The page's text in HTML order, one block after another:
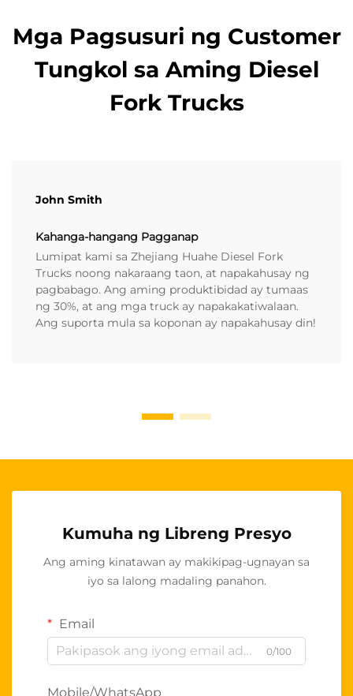
Mga Pagsusuri ng Customer
Tungkol sa Aming Diesel
Fork Trucks
John Smith
Kahanga-hangang Pagganap
Lumipat kami sa Zhejiang Huahe Diesel Fork
Trucks noong nakaraang taon, at napakahusay ng
pagbabago. Ang aming produktibidad ay tumaas
ng 30%, at ang mga truck ay napakakatiwalaan.
Ang suporta mula sa koponan ay napakahusay din!
Kumuha ng Libreng Presyo
Ang aming kinatawan ay makikipag-ugnayan sa
iyo sa lalong madaling panahon.
Email
0/100
Mobile/WhatsApp